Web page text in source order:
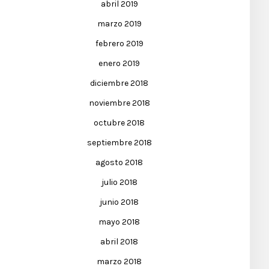
abril 2019
marzo 2019
febrero 2019
enero 2019
diciembre 2018
noviembre 2018
octubre 2018
septiembre 2018
agosto 2018
julio 2018
junio 2018
mayo 2018
abril 2018
marzo 2018